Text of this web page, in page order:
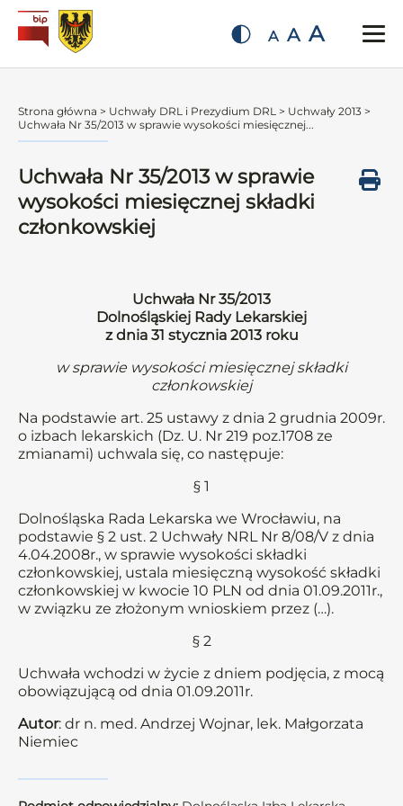
A A A
Strona główna > Uchwały DRL i Prezydium DRL > Uchwały 2013 >
Uchwała Nr 35/2013 w sprawie wysokości miesięcznej...
Uchwała Nr 35/2013 w sprawie
wysokości miesięcznej składki
członkowskiej
Uchwała Nr 35/2013
Dolnośląskiej Rady Lekarskiej
z dnia 31 stycznia 2013 roku
w sprawie wysokości miesięcznej składki
członkowskiej
Na podstawie art. 25 ustawy z dnia 2 grudnia 2009r.
o izbach lekarskich (Dz. U. Nr 219 poz.1708 ze
zmianami) uchwala się, co następuje:
§ 1
Dolnośląska Rada Lekarska we Wrocławiu, na
podstawie § 2 ust. 2 Uchwały NRL Nr 8/08/V z dnia
4.04.2008r., w sprawie wysokości składki
członkowskiej, ustala miesięczną wysokość składki
członkowskiej w kwocie 10 PLN od dnia 01.09.2011r.,
w związku ze złożonym wnioskiem przez (…).
§ 2
Uchwała wchodzi w życie z dniem podjęcia, z mocą
obowiązującą od dnia 01.09.2011r.
Autor: dr n. med. Andrzej Wojnar, lek. Małgorzata
Niemiec